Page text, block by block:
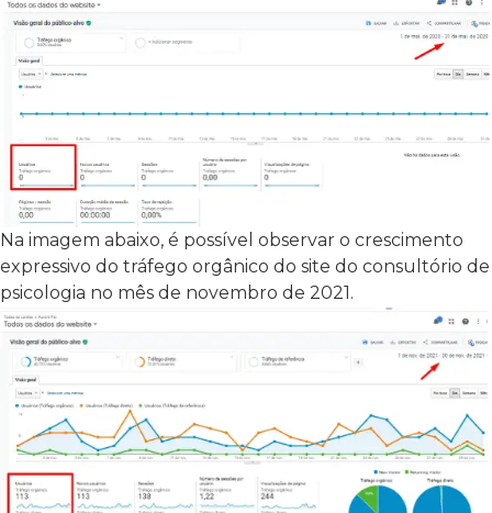
Na imagem abaixo, é possível observar o crescimento
expressivo do tráfego orgânico do site do consultório de
psicologia no mês de novembro de 2021.